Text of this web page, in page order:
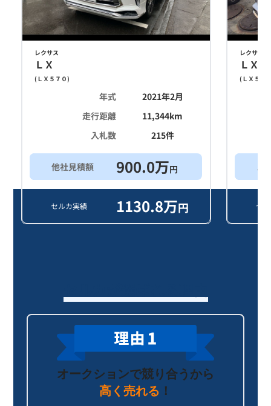
レクサス
ＬＸ
( ＬＸ５７０)
年式
2021年2月
走行距離
11,344km
入札数
215件
他社見積額 900.0万円
セルカ実績 1130.8万円
レクサス
ＬＸ
( ＬＸ５７
セ
オークションで競り合うから
高く売れる ！